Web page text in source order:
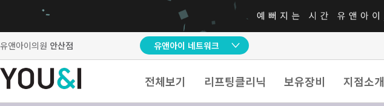
유앤아이의원 안산점 유앤아이 네트워크
전체보기 리프팅클리닉 보유장비 지점소개